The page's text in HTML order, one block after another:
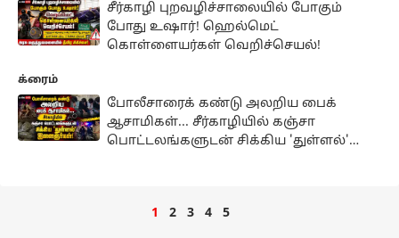
சீர்காழி புறவழிச்சாலையில் போகும்
போது உஷார்! ஹெல்மெட்
கொள்ளையர்கள் வெறிச்செயல்!
க்ரைம்
போலீசாரைக் கண்டு அலறிய பைக்
ஆசாமிகள்... சீர்காழியில் கஞ்சா
பொட்டலங்களுடன் சிக்கிய 'துள்ளல்'
1 2 3 4 5